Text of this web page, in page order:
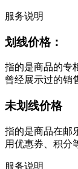
服务说明
划线价格：
指的是商品的专
曾经展示过的销
未划线价格
指的是商品在邮
用优惠券、积分
服务说明